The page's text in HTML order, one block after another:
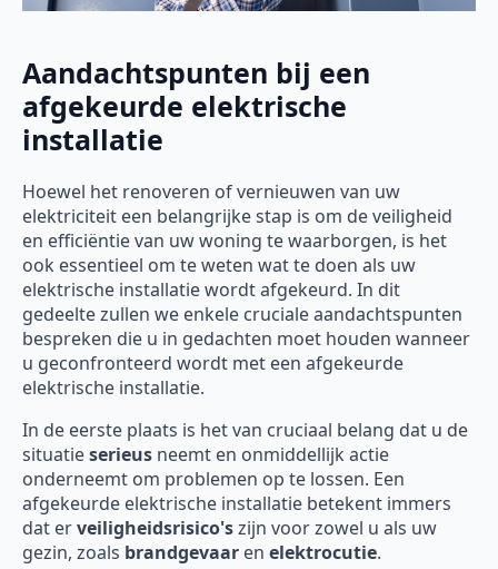
Aandachtspunten bij een
afgekeurde elektrische
installatie
Hoewel het renoveren of vernieuwen van uw
elektriciteit een belangrijke stap is om de veiligheid
en efficiëntie van uw woning te waarborgen, is het
ook essentieel om te weten wat te doen als uw
elektrische installatie wordt afgekeurd. In dit
gedeelte zullen we enkele cruciale aandachtspunten
bespreken die u in gedachten moet houden wanneer
u geconfronteerd wordt met een afgekeurde
elektrische installatie.
In de eerste plaats is het van cruciaal belang dat u de
situatieserieus neemt en onmiddellijk actie
onderneemt om problemen op te lossen. Een
afgekeurde elektrische installatie betekent immers
dat erveiligheidsrisico'szijn voor zowel u als uw
gezin, zoals brandgevaar en elektrocutie.